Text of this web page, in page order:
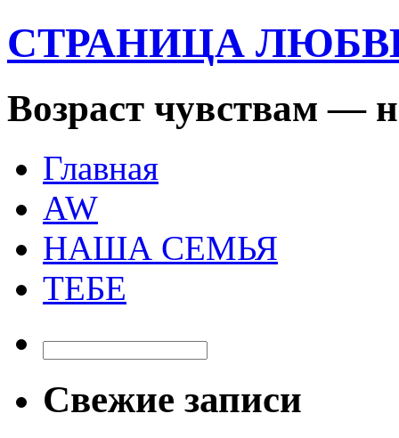
СТРАНИЦА
Возраст чувствам —
Главная
AW
НАША СЕМЬЯ
ТЕБЕ
Свежие записи